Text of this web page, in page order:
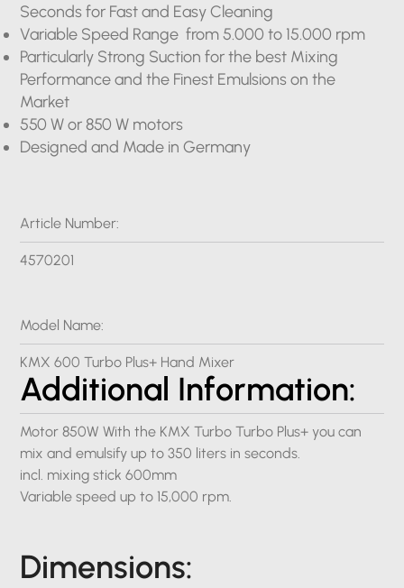
Seconds for Fast and Easy Cleaning
Variable Speed Range from 5.000 to 15.000 rpm
Particularly Strong Suction for the best Mixing
Performance and the Finest Emulsions on the
Market
550 W or 850 W motors
Designed and Made in Germany
Article Number:
4570201
Model Name:
KMX 600 Turbo Plus+ Hand Mixer
Additional Information:
Motor 850W With the KMX Turbo Turbo Plus+ you can
mix and emulsify up to 350 liters in seconds.
incl. mixing stick 600mm
Variable speed up to 15,000 rpm.
Dimensions: